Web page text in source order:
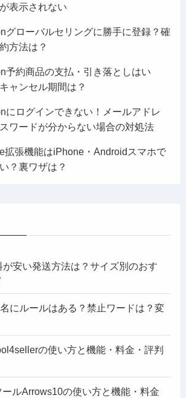
表示されない
グローバルセリングに勝手に登録？確
方法は？
予約商品の支払・引き落としはい
ャンセル期間は？
にログインできない！メールアドレ
ワードが分からない場合の対処法
拡張機能はiPhone・Androidスマホで
？裏ワザは？
が安い発送方法は？サイズ別のおす
にルールはある？禁止ワードは？変
の使い方と機能・料金・評判
ルArrows10の使い方と機能・料金